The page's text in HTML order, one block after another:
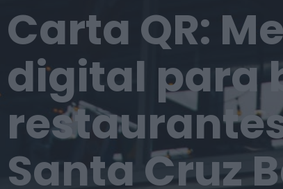
Carta QR:
digital para
Santa Cruz